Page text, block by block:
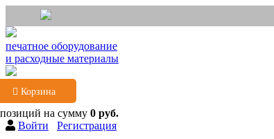
печатное оборудование
и расходные материалы
Корзина
на сумму 0 руб.
Войти
Регистрация